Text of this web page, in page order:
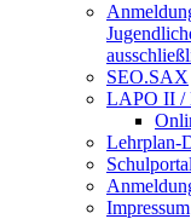
SEO.SAX
LAPO II /
Lehrplan-
Impressum